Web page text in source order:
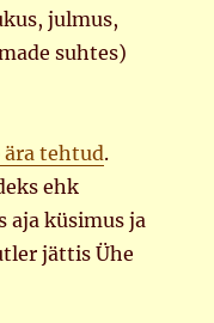
julmus,
suhtes)
ära tehtud.
ehk
aja küsimus ja
jättis Ühe